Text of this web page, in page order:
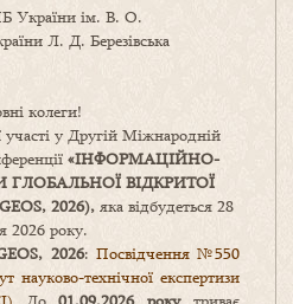
України ім. В. О.
Л. Д. Березівська
колеги!
у Другій Міжнародній
«ІНФОРМАЦІЙНО-
ГЛОБАЛЬНОЇ ВІДКРИТОЇ
2026),яка відбудеться 28
2026 року.
2026: Посвідчення №550
науково-технічної експертизи